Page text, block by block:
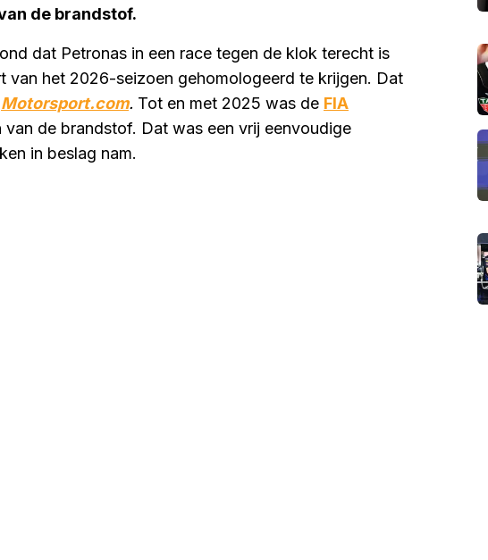
de brandstof.
dat Petronas in een race tegen de klok terecht is
van het 2026-seizoen gehomologeerd te krijgen. Dat
Motorsport.com. Tot en met 2025 was de FIA
de brandstof. Dat was een vrij eenvoudige
in beslag nam.